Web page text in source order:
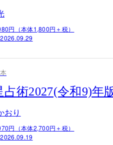
円（本体1,800円＋税）
2026.09.29
占術2027(令和9)年
おり
円（本体2,700円＋税）
2026.09.19